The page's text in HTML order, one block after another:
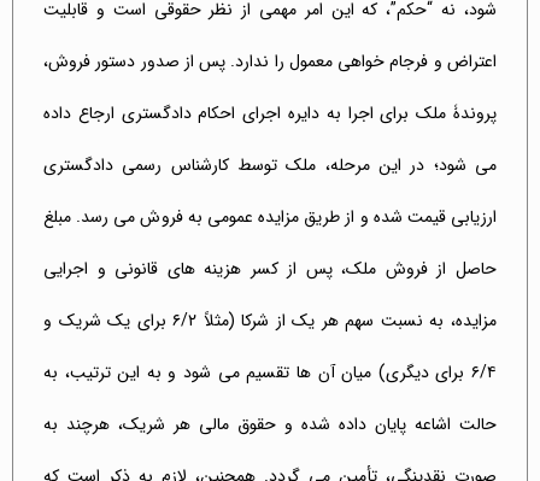
شود، نه “حکم”، که این امر مهمی از نظر حقوقی است و قابلیت
اعتراض و فرجام خواهی معمول را ندارد. پس از صدور دستور فروش،
پروندۀ ملک برای اجرا به دایره اجرای احکام دادگستری ارجاع داده
می شود؛ در این مرحله، ملک توسط کارشناس رسمی دادگستری
ارزیابی قیمت شده و از طریق مزایده عمومی به فروش می رسد. مبلغ
حاصل از فروش ملک، پس از کسر هزینه های قانونی و اجرایی
مزایده، به نسبت سهم هر یک از شرکا (مثلاً ۶/۲ برای یک شریک و
۶/۴ برای دیگری) میان آن ها تقسیم می شود و به این ترتیب، به
حالت اشاعه پایان داده شده و حقوق مالی هر شریک، هرچند به